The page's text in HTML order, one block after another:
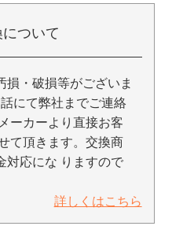
ついて
損・破損等がございま
にて弊社までご連絡
ーカーより直接お客
て頂きます。交換商
対応にな りますので
詳しくはこちら